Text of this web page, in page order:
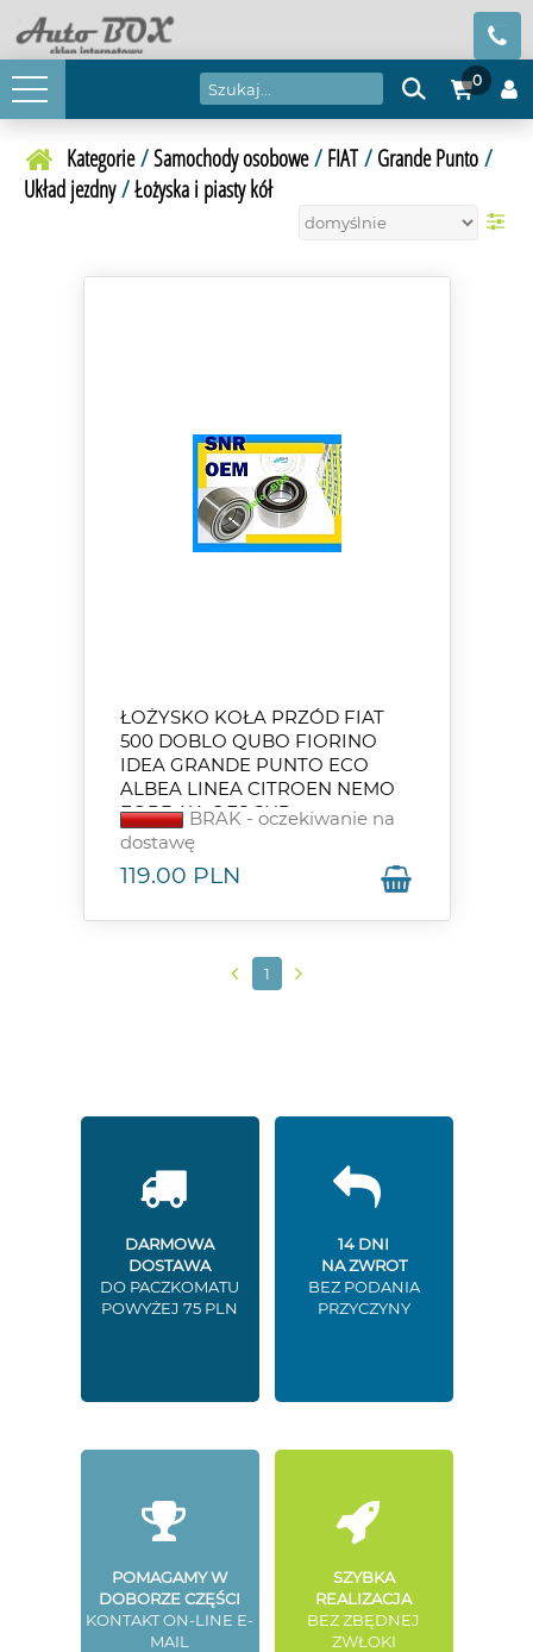
0
Kategorie/Samochody osobowe/ FIAT/ Grande Punto/
Układ jezdny/Łożyska i piasty kół
ŁOŻYSKO KOŁA PRZÓD FIAT
500 DOBLO QUBO FIORINO
IDEA GRANDE PUNTO ECO
ALBEA LINEA CITROEN NEMO
FORD KA OES SNR
BRAK - oczekiwanie na
dostawę
119.00 PLN
1
DARMOWA
DOSTAWA
DO PACZKOMATU
POWYŻEJ 75 PLN
14 DNI
NA ZWROT
BEZ PODANIA
PRZYCZYNY
POMAGAMY W
DOBORZE CZĘŚCI
KONTAKT ON-LINE E-
MAIL
SZYBKA
REALIZACJA
BEZ ZBĘDNEJ
ZWŁOKI